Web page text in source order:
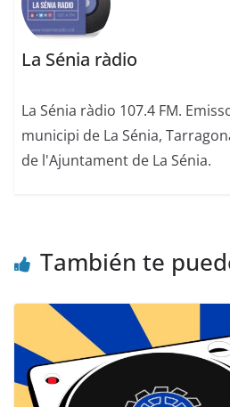
La Sénia ràdio
La Sénia ràdio 107.4 FM.
municipi de La Sénia,
de l'Ajuntament de La Sénia.
También te